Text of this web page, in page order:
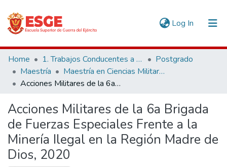
Log In (current)
Communities & Collections
All of DSpace
Home 1. Trabajos Conducentes a Grados y Títulos
Postgrado
Maestría
Maestría en Ciencias Militares
Acciones Militares de la 6a Brigada de Fuerzas Especiales Frente a la Minería Ilegal en la Región Madre de Dios, 2020
Acciones Militares de la 6a Brigada
de Fuerzas Especiales Frente a la
Minería Ilegal en la Región Madre de
Dios, 2020